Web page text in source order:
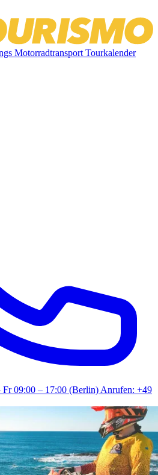
MotorradtransportTourkalender
Fr 09:00 – 17:00 (Berlin)Anrufen: +49